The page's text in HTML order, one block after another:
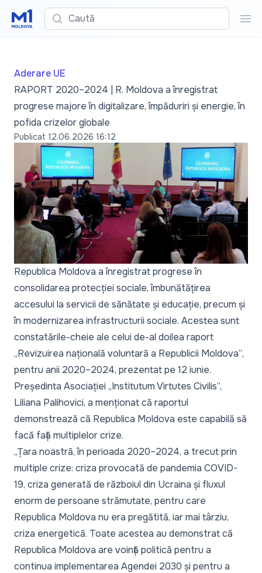
Caută
Aderare UE
RAPORT 2020–2024 | R. Moldova a înregistrat
progrese majore în digitalizare, împăduriri și energie, în
pofida crizelor globale
Publicat 12.06.2026 16:12
Republica Moldova a înregistrat progrese în
consolidarea protecției sociale, îmbunătățirea
accesului la servicii de sănătate și educație, precum și
în modernizarea infrastructurii sociale. Acestea sunt
constatările-cheie ale celui de-al doilea raport
„Revizuirea națională voluntară a Republicii Moldova”,
pentru anii 2020–2024, prezentat pe 12 iunie.
Președinta Asociației „Institutum Virtutes Civilis”,
Liliana Palihovici, a menționat că raportul
demonstrează că Republica Moldova este capabilă să
facă față multiplelor crize.
„Țara noastră, în perioada 2020–2024, a trecut prin
multiple crize: criza provocată de pandemia COVID-
19, criza generată de războiul din Ucraina și fluxul
enorm de persoane strămutate, pentru care
Republica Moldova nu era pregătită, iar mai târziu,
criza energetică. Toate acestea au demonstrat că
Republica Moldova are voință politică pentru a
continua implementarea Agendei 2030 și pentru a